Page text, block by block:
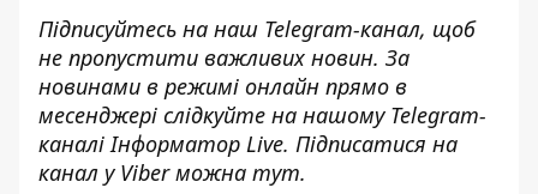
Підписуйтесь на наш Telegram-канал, щоб
не пропустити важливих новин. За
новинами в режимі онлайн прямо в
месенджері слідкуйте на нашому Telegram-
каналіІнформатор Live. Підписатися на
канал у Viber можна тут.